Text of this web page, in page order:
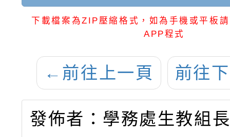
下載檔案為ZIP壓縮格式，如為手機或平板
APP程式
← 前往上一頁 前往
發佈者：學務處生教組